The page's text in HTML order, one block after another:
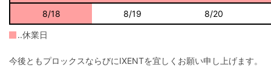
8/18 8/19 8/20
..休業日
今後ともプロックスならびにIXENTを宜しくお願い申し上げます。